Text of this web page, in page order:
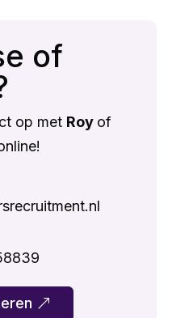
of
op met Roy of